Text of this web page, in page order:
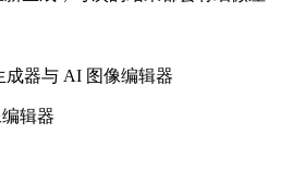
器与 AI 图像编辑器
辑器